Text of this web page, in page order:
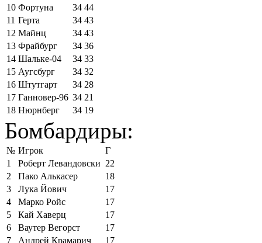
10 Фортуна 34 44
11 Герта 34 43
12 Майнц 34 43
13 Фрайбург 34 36
14 Шальке-04 34 33
15 Аугсбург 34 32
16 Штутгарт 34 28
17 Ганновер-96 34 21
18 Нюрнберг 34 19
Бомбардиры:
№ Игрок
Г
1
Роберт Левандовски 22
2
Пако Алькасер
18
3
Лука Йович
17
4
Марко Ройс
17
5
Кай Хаверц
17
6
Ваутер Вегорст
17
7
Андрей Крамарич
17